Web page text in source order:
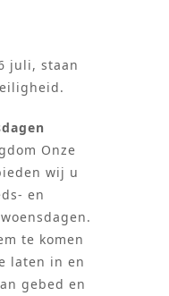
juli, staan
Onze
wij u
en
te komen
laten in en
gebed en